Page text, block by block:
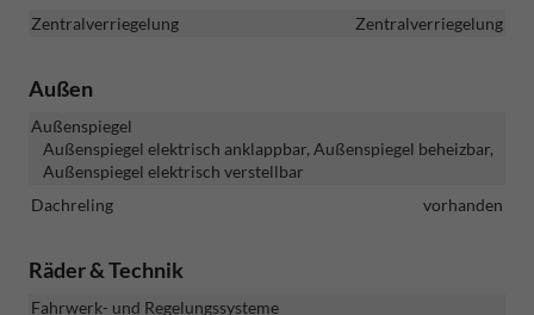
Zentralverriegelung
Zentralverriegelung
Außen
Außenspiegel
Außenspiegel elektrisch anklappbar, Außenspiegel beheizbar,
Außenspiegel elektrisch verstellbar
Dachreling
vorhanden
Räder & Technik
Fahrwerk- und Regelungssysteme